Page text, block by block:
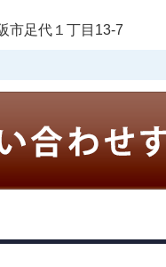
市足代１丁目13-7